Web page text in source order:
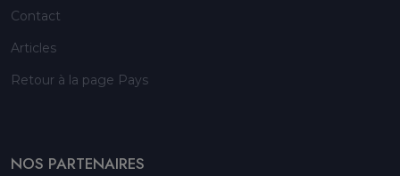
Contact
Articles
Retour à la page Pays
NOS PARTENAIRES